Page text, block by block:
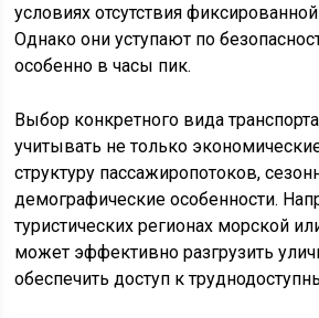
условиях отсутствия
Однако они уступают по
особенно в часы пик.
Выбор конкретного вида
учитывать не только
структуру пассажиропотоков,
демографические особенности.
туристических регионах морской
может эффективно разгрузить
обеспечить доступ к